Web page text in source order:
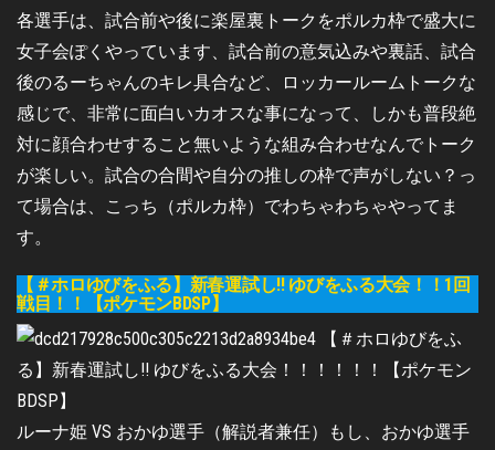
各選手は、試合前や後に楽屋裏トークをポルカ枠で盛大に
女子会ぽくやっています、試合前の意気込みや裏話、試合
後のるーちゃんのキレ具合など、ロッカールームトークな
感じで、非常に面白いカオスな事になって、しかも普段絶
対に顔合わせすること無いような組み合わせなんでトーク
が楽しい。試合の合間や自分の推しの枠で声がしない？っ
て場合は、こっち（ポルカ枠）でわちゃわちゃやってま
す。
【＃ホロゆびをふる】新春運試し!! ゆびをふる大会！！1回
戦目！！【ポケモンBDSP】
ルーナ姫 VS おかゆ選手（解説者兼任）もし、おかゆ選手